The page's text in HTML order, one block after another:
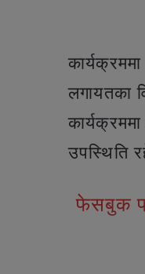
लगायतका
उपस्थिति
फेसबुक